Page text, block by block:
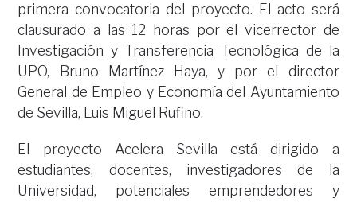
primera convocatoria del proyecto. El acto será
clausurado a las 12 horas por el vicerrector de
Investigación y Transferencia Tecnológica de la
UPO, Bruno Martínez Haya, y por el director
General de Empleo y Economía del Ayuntamiento
de Sevilla, Luis Miguel Rufino.
El proyecto Acelera Sevilla está dirigido a
estudiantes, docentes, investigadores de la
Universidad, potenciales emprendedores y